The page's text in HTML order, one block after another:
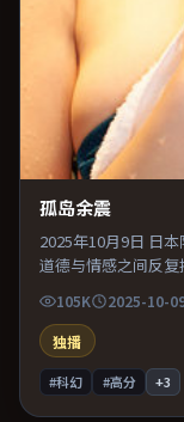
孤岛余震
2025年10月9日 日
道德与情感之间反
105K 2025-10-
独播
#科幻 #高分 +3